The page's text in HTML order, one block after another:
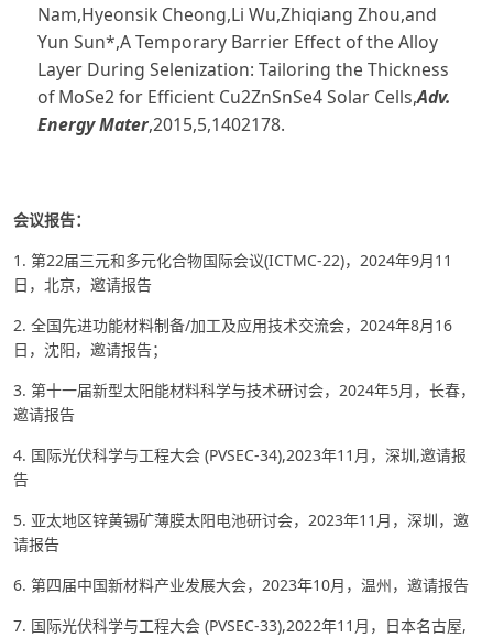
Nam,Hyeonsik Cheong,Li Wu,Zhiqiang Zhou,and
Yun Sun*,A Temporary Barrier Effect of the Alloy
Layer During Selenization: Tailoring the Thickness
of MoSe2 for Efficient Cu2ZnSnSe4 Solar Cells,Adv.
Energy Mater,2015,5,1402178.
会议报告：
1. 第22届三元和多元化合物国际会议(ICTMC-22)，2024年9月11
日，北京，邀请报告
2. 全国先进功能材料制备/加工及应用技术交流会，2024年8月16
日，沈阳，邀请报告；
3. 第十一届新型太阳能材料科学与技术研讨会，2024年5月，长春，
邀请报告
4. 国际光伏科学与工程大会 (PVSEC-34),2023年11月，深圳,邀请报
告
5. 亚太地区锌黄锡矿薄膜太阳电池研讨会，2023年11月，深圳，邀
请报告
6. 第四届中国新材料产业发展大会，2023年10月，温州，邀请报告
7. 国际光伏科学与工程大会 (PVSEC-33),2022年11月，日本名古屋,